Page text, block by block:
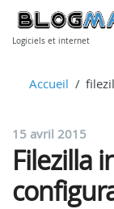
Logiciels et internet
Accueil
15 avril 2015
Filezilla